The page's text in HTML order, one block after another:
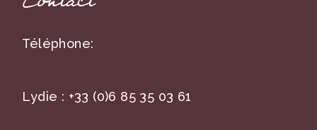
Téléphone:
Lydie : +33 (0)6 85 35 03 61